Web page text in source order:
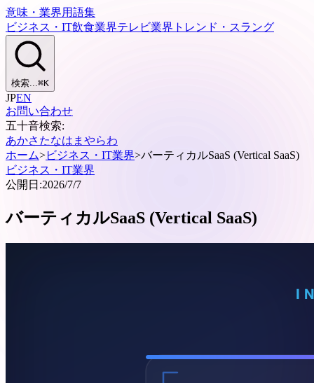
意味・業界用語集
ビジネス・IT飲食業界テレビ業界 トレンド・スラング
検索...⌘K
JPEN
お問い合わせ
五十音検索:
あかさ たなは ま やらわ
ホーム>ビジネス・IT業界>バーティカルSaaS (Vertical SaaS)
ビジネス・IT業界
公開日:2026/7/7
バーティカルSaaS (Vertical SaaS)